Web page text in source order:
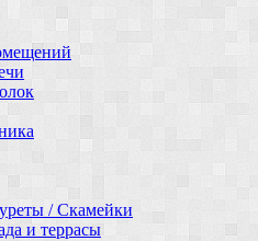
/ Скамейки
и террасы